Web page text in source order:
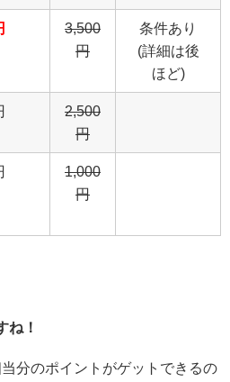
3,500
円
条件あり
(詳細は後
ほど)
2,500
円
1,000
円
ね！
分のポイントがゲットできるの